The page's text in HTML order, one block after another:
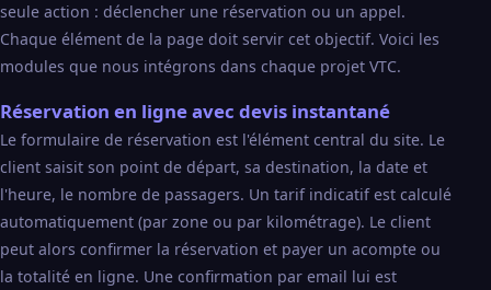
seule action : déclencher une réservation ou un appel.
Chaque élément de la page doit servir cet objectif. Voici les
modules que nous intégrons dans chaque projet VTC.
Réservation en ligne avec devis instantané
Le formulaire de réservation est l'élément central du site. Le
client saisit son point de départ, sa destination, la date et
l'heure, le nombre de passagers. Un tarif indicatif est calculé
automatiquement (par zone ou par kilométrage). Le client
peut alors confirmer la réservation et payer un acompte ou
la totalité en ligne. Une confirmation par email lui est